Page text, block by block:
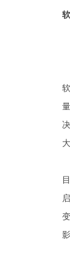
大
影